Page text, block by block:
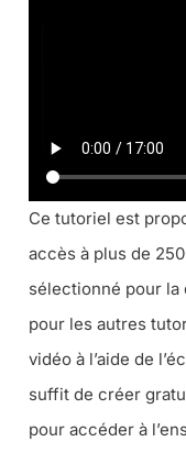
Ce tutoriel est
accès à plus de
sélectionné pour la
pour les autres
vidéo à l’aide de
suffit de créer
pour accéder à